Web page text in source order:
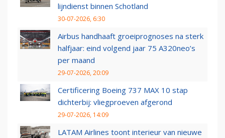
lijndienst binnen Schotland
30-07-2026, 6:30
Airbus handhaaft groeiprognoses na sterk
halfjaar: eind volgend jaar 75 A320neo’s
per maand
29-07-2026, 20:09
Certificering Boeing 737 MAX 10 stap
dichterbij: vliegproeven afgerond
29-07-2026, 14:09
LATAM Airlines toont interieur van nieuwe